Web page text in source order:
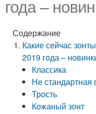
года –
Содержание
Какие сейчас
2019 года –
Классика
Не
Трость
Кожаный зонт